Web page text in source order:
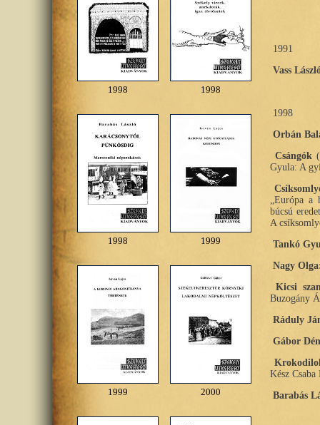
1998 1998
1998 1999
1999 2000
1991
Vass
1998
Orbán
Csángók
Gyula: A
„Európa
búcsú
A
Tankó
Nagy
Kicsi
Buzogány
Ráduly
Gábor
Kész Csaba
Barabás